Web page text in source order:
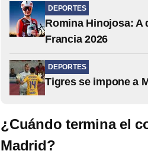
DEPORTES
Romina Hinojosa: A
Francia 2026
DEPORTES
Tigres se impone a
¿Cuándo termina el
Madrid?